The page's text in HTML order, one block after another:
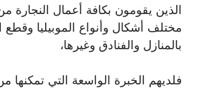
الذين يقومون بكافة أعمال النجارة
مختلف أشكال وأنواع الموبيليا وقطع
بالمنازل والفنادق وغيرها،
فلديهم الخبرة الواسعة التي تمكنها